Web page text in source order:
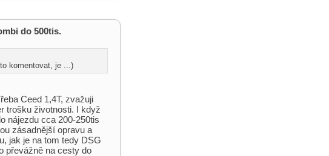
do 500tis.
komentovat, je ...)
Ceed 1,4T, zvažuji
trošku životnosti. I když
nájezdu cca 200-250tis
zásadnější opravu a
jak je na tom tedy DSG
převážně na cesty do